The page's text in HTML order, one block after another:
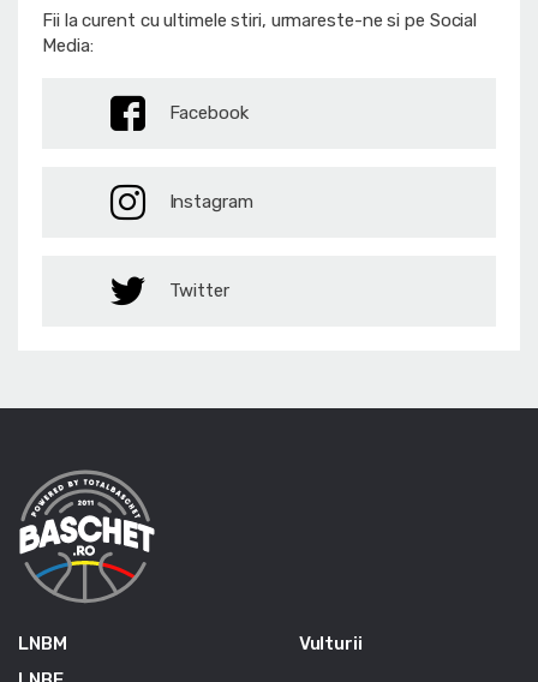
Fii la curent cu ultimele stiri, urmareste-ne si pe Social
Media:
Facebook
Instagram
Twitter
LNBM
Vulturii